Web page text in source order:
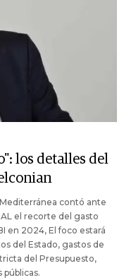
los detalles del
contó ante
el recorte del gasto
en 2024, El foco estará
del Estado, gastos de
del Presupuesto,
públicas.